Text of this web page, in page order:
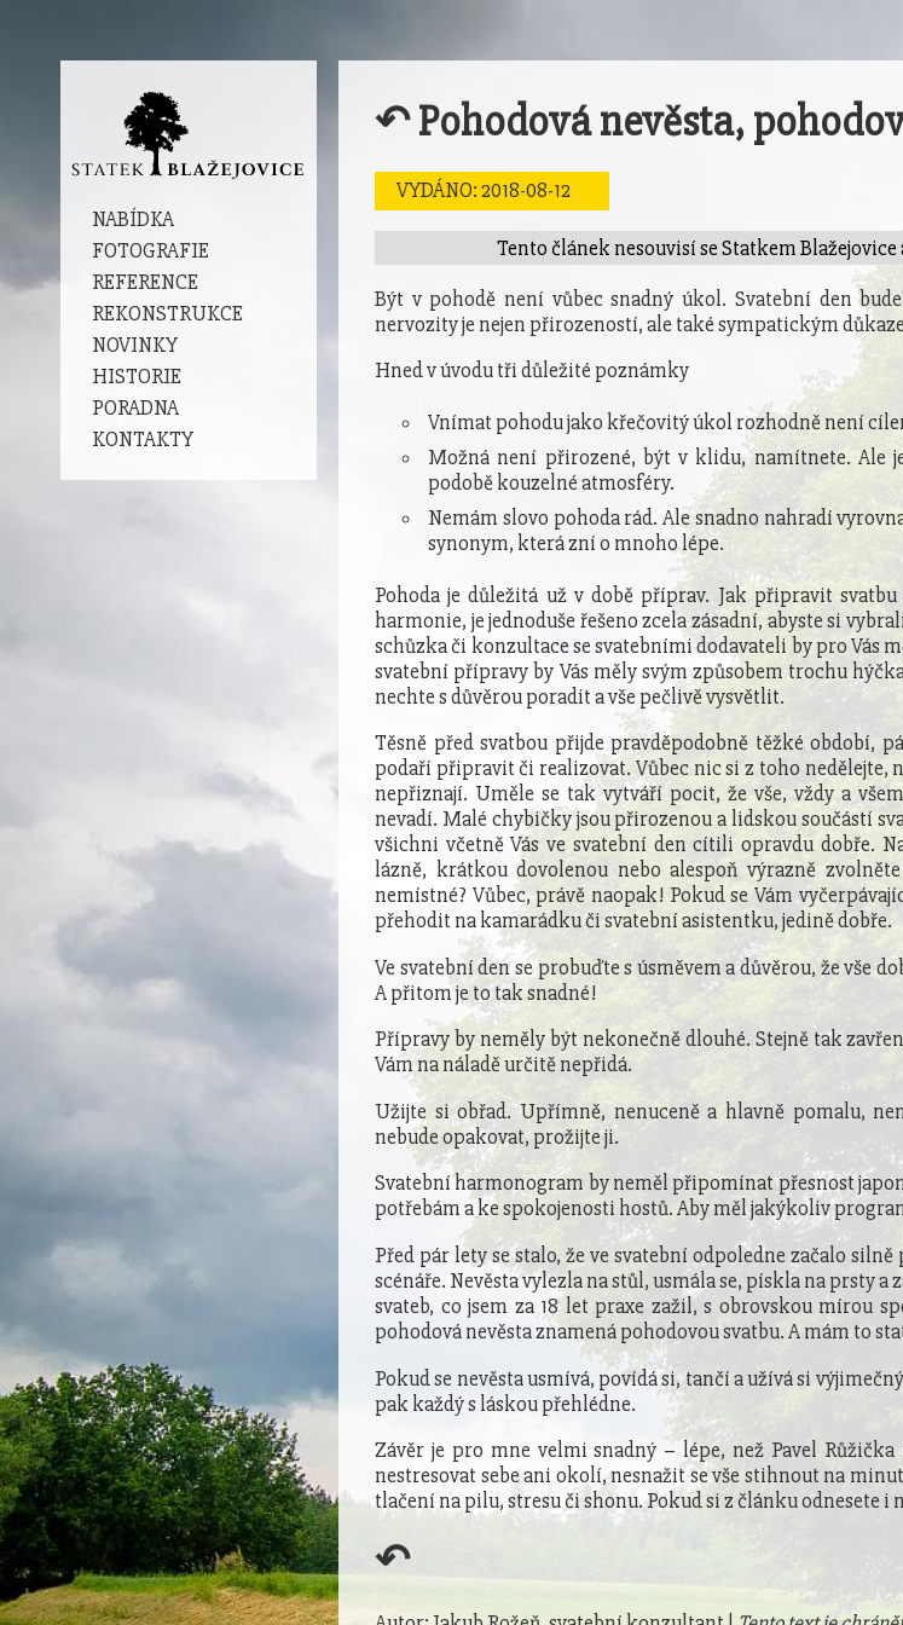
NABÍDKA
FOTOGRAFIE
REFERENCE
REKONSTRUKCE
NOVINKY
HISTORIE
PORADNA
KONTAKTY
↶Pohodová nevěsta,
VYDÁNO: 2018-08-12
Tento článek nesouvisí se Statkem
Být v pohodě není vůbec snadný úkol. Svatební den
nervozity je nejen přirozeností, ale také sympatickým
Hned v úvodu tři důležité poznámky
Vnímat pohodu jako křečovitý úkol rozhodně není
Možná není přirozené, být v klidu, namítnete. Ale
podobě kouzelné atmosféry.
Nemám slovo pohoda rád. Ale snadno nahradí
synonym, která zní o mnoho lépe.
Pohoda je důležitá už v době příprav. Jak připravit
harmonie, je jednoduše řešeno zcela zásadní, abyste si
schůzka či konzultace se svatebními dodavateli by pro Vás
svatební přípravy by Vás měly svým způsobem trochu
nechte s důvěrou poradit a vše pečlivě vysvětlit.
Těsně před svatbou přijde pravděpodobně těžké období,
podaří připravit či realizovat. Vůbec nic si z toho nedělejte,
nepřiznají. Uměle se tak vytváří pocit, že vše, vždy a
nevadí. Malé chybičky jsou přirozenou a lidskou součástí
všichni včetně Vás ve svatební den cítili opravdu dobře.
lázně, krátkou dovolenou nebo alespoň výrazně
nemístné? Vůbec, právě naopak! Pokud se Vám
přehodit na kamarádku či svatební asistentku, jedině dobře.
Ve svatební den se probuďte s úsměvem a důvěrou, že vše
A přitom je to tak snadné!
Přípravy by neměly být nekonečně dlouhé. Stejně tak
Vám na náladě určitě nepřidá.
Užijte si obřad. Upřímně, nenuceně a hlavně pomalu,
nebude opakovat, prožijte ji.
Svatební harmonogram by neměl připomínat přesnost
potřebám a ke spokojenosti hostů. Aby měl jakýkoliv
Před pár lety se stalo, že ve svatební odpoledne začalo
scénáře. Nevěsta vylezla na stůl, usmála se, pískla na prsty a
svateb, co jsem za 18 let praxe zažil, s obrovskou mírou
pohodová nevěsta znamená pohodovou svatbu. A mám to
Pokud se nevěsta usmívá, povídá si, tančí a užívá si
pak každý s láskou přehlédne.
Závěr je pro mne velmi snadný – lépe, než Pavel
nestresovat sebe ani okolí, nesnažit se vše stihnout na
tlačení na pilu, stresu či shonu. Pokud si z článku odnesete i
↶